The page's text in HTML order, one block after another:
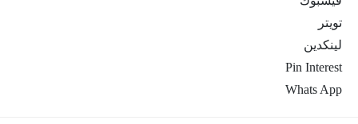
تويتر
لينكدين
Pin Interest
Whats App